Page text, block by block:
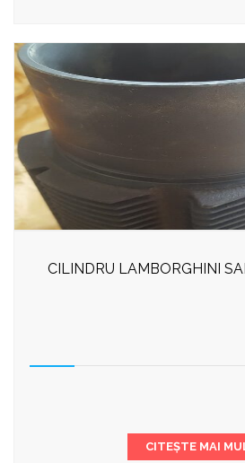
CILINDRU LAMBORGHINI
CITEȘTE MAI